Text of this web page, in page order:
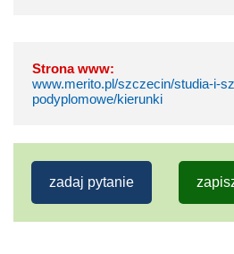
Strona www:
www.merito.pl/szczecin/studia-i-
podyplomowe/kierunki
zadaj pytanie